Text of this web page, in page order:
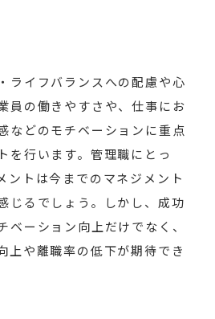
ライフバランスへの配慮や心
員の働きやすさや、仕事にお
などのモチベーションに重点
を行います。管理職にとっ
ントは今までのマネジメント
じるでしょう。しかし、成功
ベーション向上だけでなく、
上や離職率の低下が期待でき